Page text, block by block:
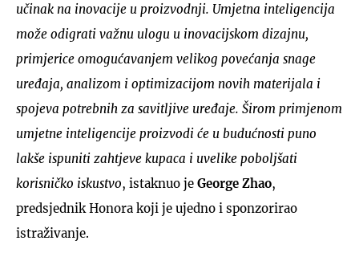
učinak na inovacije u proizvodnji. Umjetna inteligencija
može odigrati važnu ulogu u inovacijskom dizajnu,
primjerice omogućavanjem velikog povećanja snage
uređaja, analizom i optimizacijom novih materijala i
spojeva potrebnih za savitljive uređaje. Širom primjenom
umjetne inteligencije proizvodi će u budućnosti puno
lakše ispuniti zahtjeve kupaca i uvelike poboljšati
korisničko iskustvo, istaknuo je George Zhao,
predsjednik Honora koji je ujedno i sponzorirao
istraživanje.